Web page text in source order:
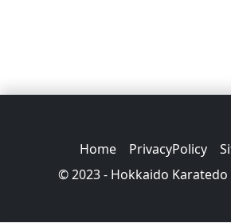
© 2023 - Hokkaido
Home PrivacyPolicy